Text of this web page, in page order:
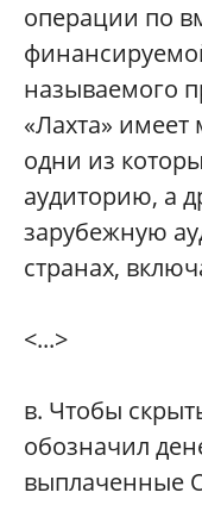
операции по
называемого
«Лахта»
одни из
аудиторию, а
зарубежную
странах,
<...>
в. Чтобы
обозначил
выплаченные